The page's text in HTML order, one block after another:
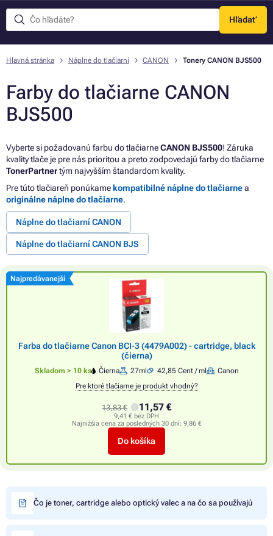
Hľadať
Menu
Hlavná stránka Náplne do tlačiarní CANON Tonery CANON BJS500
Farby do tlačiarne CANON
BJS500
Vyberte si požadovanú farbu do tlačiarneCANON BJS500! Záruka
kvality tlače je pre nás prioritou a preto zodpovedajú farby do tlačiarne
TonerPartnertým najvyšším štandardom kvality.
Pre túto tlačiareň ponúkame kompatibilné náplne do tlačiarnea
originálne náplne do tlačiarne.
Náplne do tlačiarní CANON
Náplne do tlačiarní CANON BJS
Najpredávanejší
Farba do tlačiarne Canon BCI-3 (4479A002) - cartridge, black
(čierna)
Skladom > 10 ks Čierna 27ml 42,85 Cent / ml
Canon
Pre ktoré tlačiarne je produkt vhodný?
13,83 € 11,57 €
9,41 € bez DPH
Najnižšia cena za posledných 30 dní: 9,86 €
Do košíka
Čo je toner, cartridge alebo optický valec a na čo sa používajú